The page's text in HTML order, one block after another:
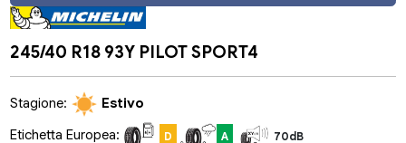
245/40 R18 93Y PILOT SPORT4
Stagione:
Estivo
Etichetta Europea:
D A 70dB